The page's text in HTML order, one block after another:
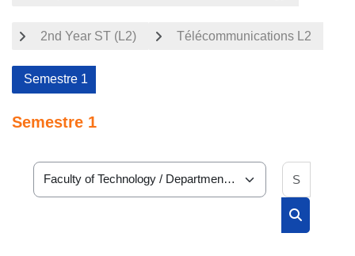
2nd Year ST (L2) Télécommunications L2
Semestre 1
Semestre 1
Course categories